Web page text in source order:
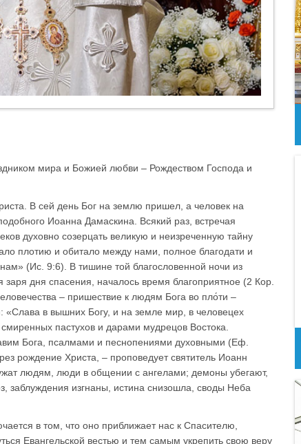
мира и Божией любви – Рождеством Господа и
В сей день Бог на землю пришел, а человек на
Иоанна Дамаскина. Всякий раз, встречая
духовно созерцать великую и неизреченную тайну
плотию и обитало между нами, полное благодати и
(Ис. 9:6). В тишине той благословенной ночи из
дня спасения, началось время благоприятное (2 Кор.
– пришествие к людям Бога во пло́ти –
в вышних Богу, и на земле мир, в человецех
пастухов и дарами мудрецов Востока.
Бога, псалмами и песнопениями духовными (Еф.
рождение Христа, – проповедует святитель Иоанн
людям, люди в общении с ангелами; демоны убегают,
заблуждения изгнаны, истина снизошла, своды Неба
в том, что оно приближает нас к Спасителю,
Евангельской вестью и тем самым укрепить свою веру